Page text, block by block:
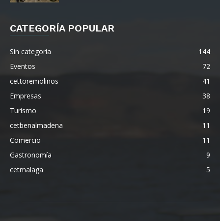
CATEGORÍA POPULAR
Sin categoría
144
Eventos
72
cettoremolinos
41
Empresas
38
Turismo
19
cetbenalmadena
11
Comercio
11
Gastronomía
9
cetmalaga
5